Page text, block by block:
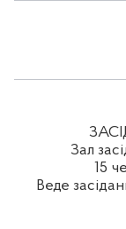
Зал
15
Веде